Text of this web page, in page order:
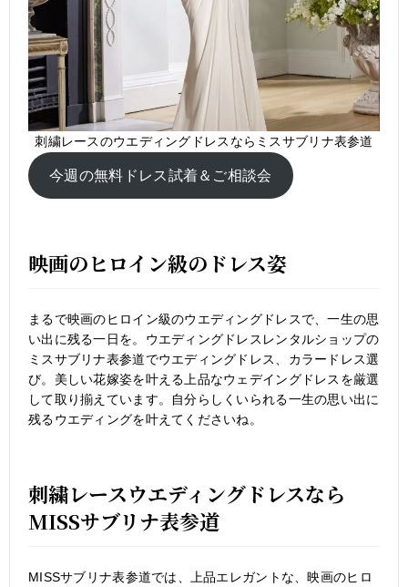
刺繍レースのウエディングドレスならミスサブリナ表参道
今週の無料ドレス試着＆ご相談会
映画のヒロイン級のドレス姿
まるで映画のヒロイン級のウエディングドレスで、一生の思
い出に残る一日を。ウエディングドレスレンタルショップの
ミスサブリナ表参道でウエディングドレス、カラードレス選
び。美しい花嫁姿を叶える上品なウェデイングドレスを厳選
して取り揃えています。自分らしくいられる一生の思い出に
残るウエディングを叶えてくださいね。
刺繍レースウエディングドレスなら
MISSサブリナ表参道
MISSサブリナ表参道では、上品エレガントな、映画のヒロ